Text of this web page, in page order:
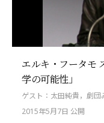
エルキ・フータモ
学の可能性」
ゲスト：太田純貴，劇団
2015年5月7日 公開